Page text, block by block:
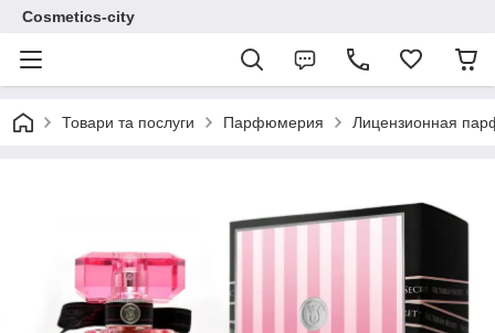
Cosmetics-city
Товари та послуги Парфюмерия Лицензионная